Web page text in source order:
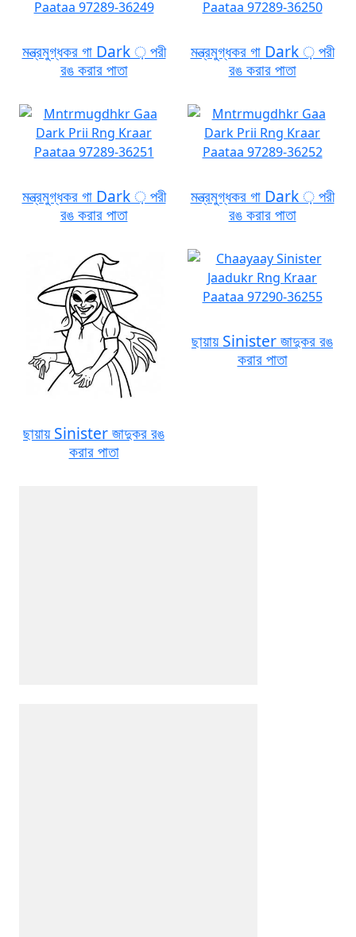
মন্ত্রমুগ্ধকর গা Dark ় পরী
রঙ করার পাতা
মন্ত্রমুগ্ধকর গা Dark ় পরী
রঙ করার পাতা
মন্ত্রমুগ্ধকর গা Dark ় পরী
রঙ করার পাতা
মন্ত্রমুগ্ধকর গা Dark ় পরী
রঙ করার পাতা
ছায়ায় Sinister জাদুকর রঙ
করার পাতা
ছায়ায় Sinister জাদুকর রঙ
করার পাতা